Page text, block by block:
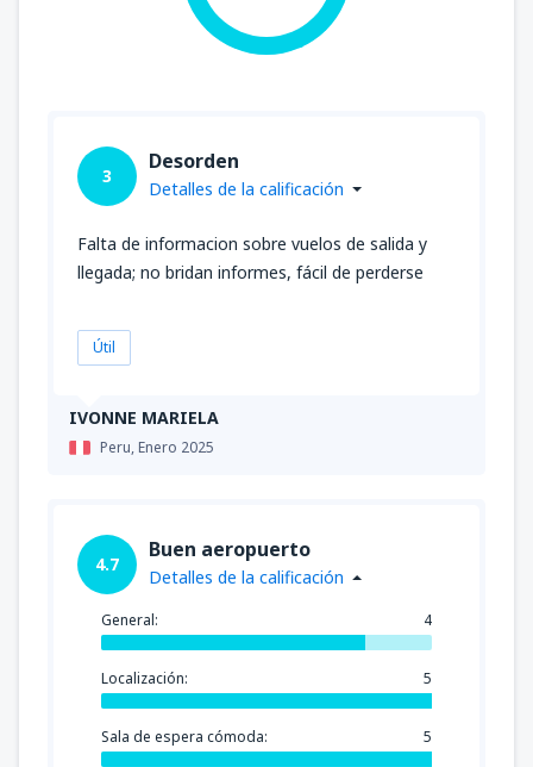
IVONNE MARIELA
Peru,Enero 2025
3
Desorden
Detalles de la calificación
Falta de informacion sobre vuelos de salida y
llegada; no bridan informes, fácil de perderse
Útil
4.7
Buen aeropuerto
Detalles de la calificación
General: 4
Localización: 5
Sala de espera cómoda: 5